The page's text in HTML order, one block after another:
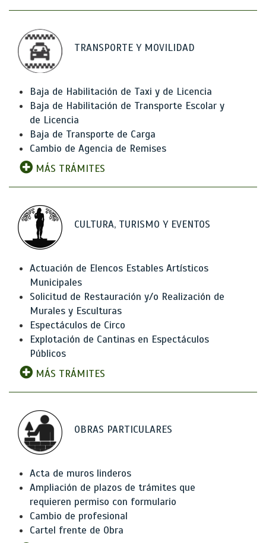
TRANSPORTE Y MOVILIDAD
Baja de Habilitación de Taxi y de Licencia
Baja de Habilitación de Transporte Escolar y
de Licencia
Baja de Transporte de Carga
Cambio de Agencia de Remises
MÁS TRÁMITES
CULTURA, TURISMO Y EVENTOS
Actuación de Elencos Estables Artísticos
Municipales
Solicitud de Restauración y/o Realización de
Murales y Esculturas
Espectáculos de Circo
Explotación de Cantinas en Espectáculos
Públicos
MÁS TRÁMITES
OBRAS PARTICULARES
Acta de muros linderos
Ampliación de plazos de trámites que
requieren permiso con formulario
Cambio de profesional
Cartel frente de Obra